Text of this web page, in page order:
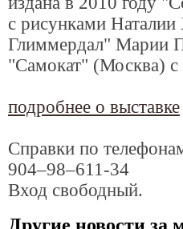
с рисунками
Глиммердал" Марии
"Самокат" (Москва) с
подробнее о выставке
Справки по
904–98–611-34
Вход свободный.
Другие новости за